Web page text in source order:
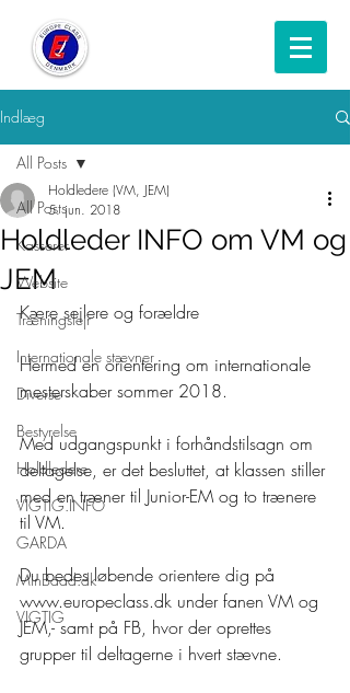
Indlæg
All Posts
Kasserer
Website
Træningslejr
Internationale stævner
Diverse
Bestyrelse
Holdledere
VIGTIG.INFO
GARDA
MinBaad.dk
VIGTIG
All Posts
Holdleder INFO om VM og
JEM
Holdledere (VM, JEM)
5. jun. 2018
Kære sejlere og forældre
Hermed en orientering om internationale
mesterskaber sommer 2018.
Med udgangspunkt i forhåndstilsagn om
deltagelse, er det besluttet, at klassen stiller
med en træner til Junior-EM og to trænere
til VM.
Du bedes løbende orientere dig på
www.europeclass.dk under fanen VM og
JEM,- samt på FB, hvor der oprettes
grupper til deltagerne i hvert stævne.